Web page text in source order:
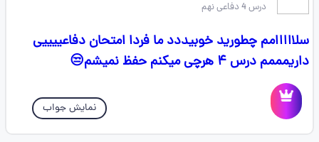
درس 4 دفاعی نهم
سلااااامم چطورید خوبیددد ما فردا امتحان دفاعییییی
داریمممم درس ۴ هرچی میکنم حفظ نمیشم😒
نمایش جواب